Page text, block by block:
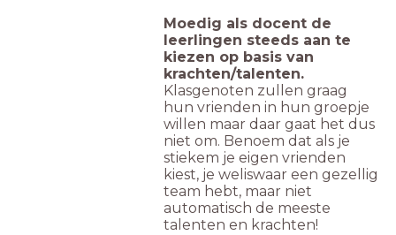
Moedig als docent de
leerlingen steeds aan te
kiezen op basis van
krachten/talenten.
Klasgenoten zullen graag
hun vrienden in hun groepje
willen maar daar gaat het dus
niet om. Benoem dat als je
stiekem je eigen vrienden
kiest, je weliswaar een gezellig
team hebt, maar niet
automatisch de meeste
talenten en krachten!